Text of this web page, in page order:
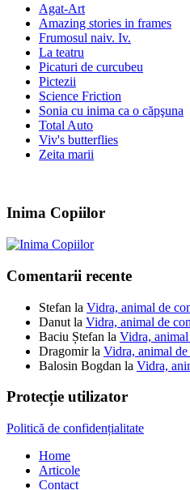
Agat-Art
Amazing stories in frames
Frumosul naiv. Iv.
La teatru
Picaturi de curcubeu
Pictezii
Science Friction
Sonia cu inima ca o căpşuna
Total Auto
Viv's butterflies
Zeita marii
Inima Copiilor
Comentarii recente
Stefan la Vidra, animal de
Danut la Vidra, animal de
Baciu Ștefan la Vidra,
Dragomirla Vidra, animal
Balosin Bogdan la Vidra,
Protecție utilizator
Politică de confidențialitate
Home
Articole
Contact